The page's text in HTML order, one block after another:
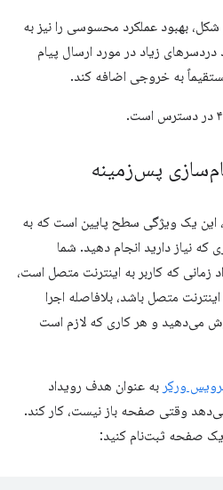
شکل، بهبود عملکرد محسوسی را نیز به
دردسرهای زیاد در مورد ارسال پیام
مستقیماً به خروجی اضافه کند.
پس‌زمینه
این یک ویژگی سطح پایین است که به
که نیاز دارید انجام دهید. شما
که کاربر به اینترنت متصل است،
متصل باشد، بلافاصله اجرا
می‌دهید و هر کاری که لازم است
ورکر به عنوان هدف رویداد
وقتی صفحه باز نیست، کار کند.
یک صفحه ثبت‌نام کنید: